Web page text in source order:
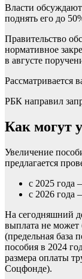
Власти обсуждают
поднять его до
Правительство
нормативное
в августе
Рассматривается
РБК направил
Как могут
Увеличение
предлагается
с 2025 года
с 2026 года
На сегодняшний
выплата не может
(предельная база
пособия в 2024
размера оплаты
Соцфонде).